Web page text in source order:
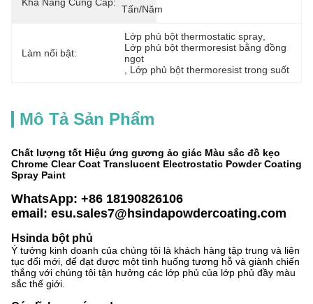
Tấn/năm
Làm nổi bật:
Lớp phủ bột thermostatic spray
Lớp phủ bột thermoresist bằng đồng
ngọt
Lớp phủ bột thermoresist trong suốt
Mô Tả Sản Phẩm
Chất lượng tốt Hiệu ứng gương ảo giác Màu sắc đồ kẹo
Chrome Clear Coat Translucent Electrostatic Powder Coating
Spray Paint
WhatsApp: +86 18190826106
email: esu.sales7@hsindapowdercoating.com
Hsinda bột phủ
Ý tưởng kinh doanh của chúng tôi là khách hàng tập trung và liên
tục đổi mới, để đạt được một tình huống tương hỗ và giành chiến
thắng với chúng tôi tận hưởng các lớp phủ của lớp phủ đầy màu
sắc thế giới.